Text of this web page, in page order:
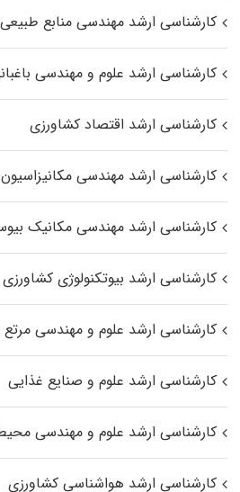
کارشناسی ارشد مهندسی منابع طبیعی
کارشناسی ارشد علوم و مهندسی
کارشناسی ارشد اقتصاد کشاورزی
کارشناسی ارشد مهندسی
کارشناسی ارشد مهندسی مکانیک
کارشناسی ارشد بیوتکنولوژی کشاورزی
کارشناسی ارشد علوم و مهندسی مرتع
کارشناسی ارشد علوم و صنایع غذایی
کارشناسی ارشد علوم و مهندسی
کارشناسی ارشد هواشناسی کشاورزی